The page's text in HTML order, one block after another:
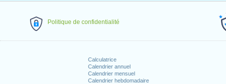
Politique de confidentialité
Calculatrice
Calendrier annuel
Calendrier mensuel
Calendrier hebdomadaire